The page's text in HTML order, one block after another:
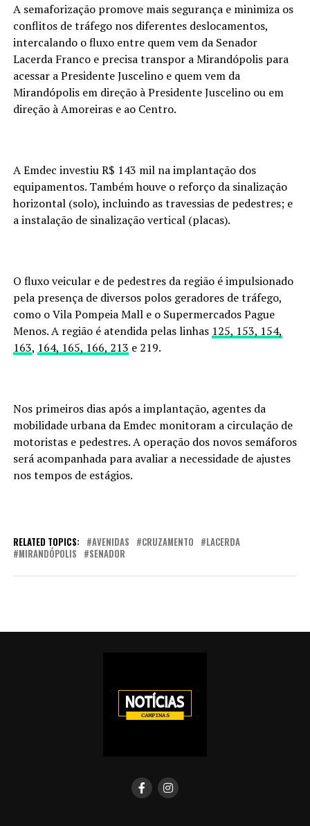
A semaforização promove mais segurança e minimiza os
conflitos de tráfego nos diferentes deslocamentos,
intercalando o fluxo entre quem vem da Senador
Lacerda Franco e precisa transpor a Mirandópolis para
acessar a Presidente Juscelino e quem vem da
Mirandópolis em direção à Presidente Juscelino ou em
direção à Amoreiras e ao Centro.
A Emdec investiu R$ 143 mil na implantação dos
equipamentos. Também houve o reforço da sinalização
horizontal (solo), incluindo as travessias de pedestres; e
a instalação de sinalização vertical (placas).
O fluxo veicular e de pedestres da região é impulsionado
pela presença de diversos polos geradores de tráfego,
como o Vila Pompeia Mall e o Supermercados Pague
Menos. A região é atendida pelas linhas 125, 153, 154,
163, 164, 165, 166, 213 e 219.
Nos primeiros dias após a implantação, agentes da
mobilidade urbana da Emdec monitoram a circulação de
motoristas e pedestres. A operação dos novos semáforos
será acompanhada para avaliar a necessidade de ajustes
nos tempos de estágios.
RELATED TOPICS: AVENIDAS CRUZAMENTO
LACERDA
MIRANDÓPOLIS
SENADOR